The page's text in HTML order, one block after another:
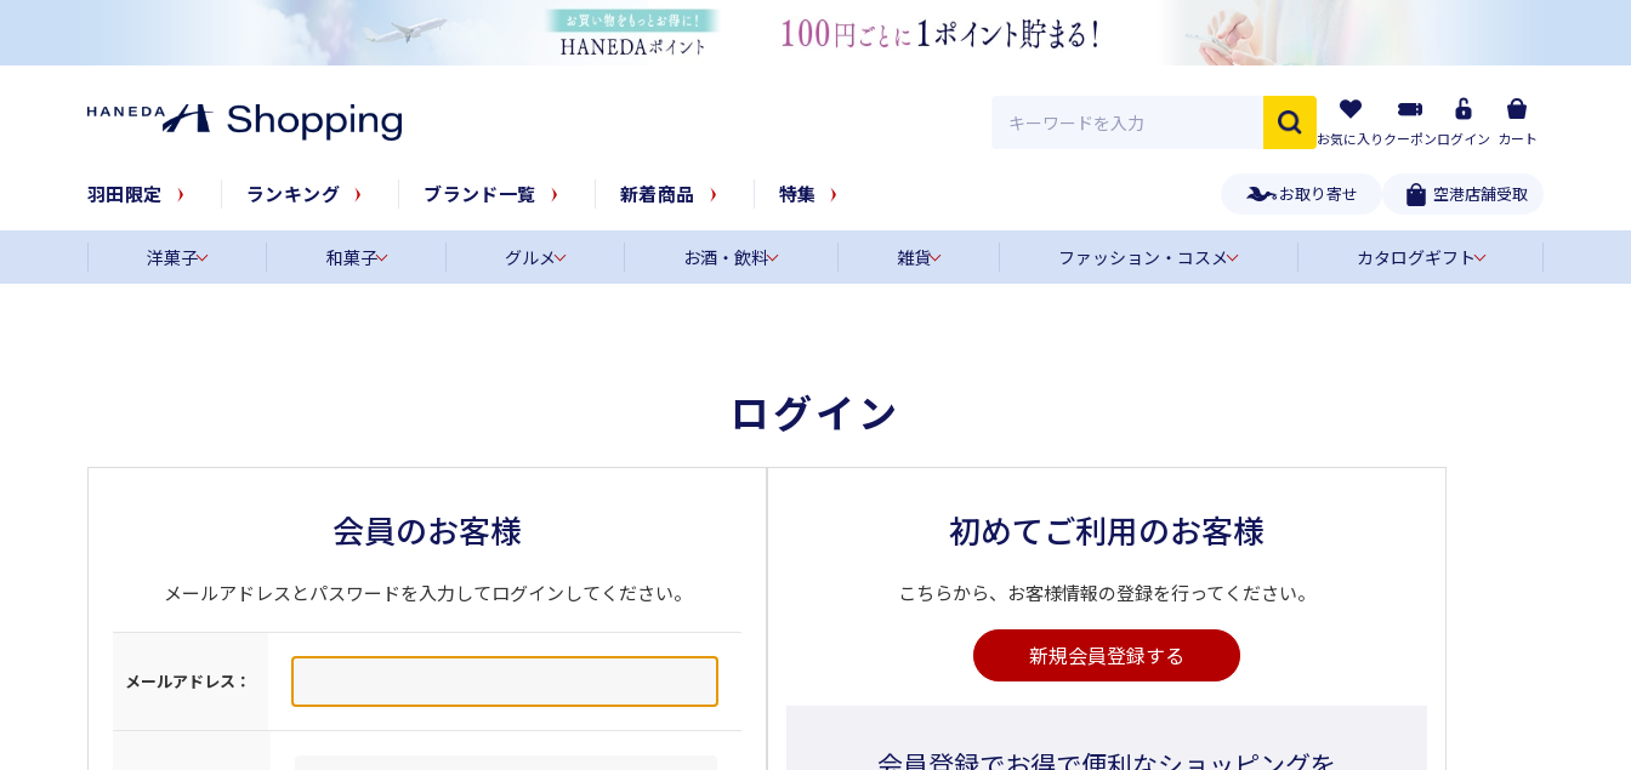
お気に入りクーポンログイン カート
羽田限定 ランキング ブランド一覧 新着商品 特集 お取り寄せ 空港店舗受取
洋菓子 和菓子 グルメ お酒・飲料 雑貨 ファッション・コスメ カタログギフト
ログイン
会員のお客様
メールアドレスとパスワードを入力してログインしてください。
メールアドレス：
初めてご利用のお客様
こちらから、お客様情報の登録を行ってください。
新規会員登録する